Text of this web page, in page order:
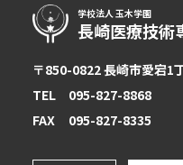
学校法人 玉木学園
長崎医療技術
〒850-0822 長崎市愛宕1
TEL
095-827-8868
FAX
095-827-8335